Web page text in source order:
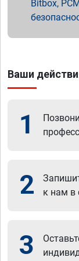
Bitbox,
Ваши
1
2
к нам в
3